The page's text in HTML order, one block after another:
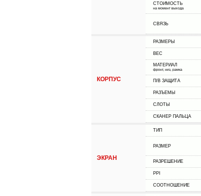
СТОИМОСТЬ
на момент выхода
СВЯЗЬ
КОРПУС
РАЗМЕРЫ
ВЕС
МАТЕРИАЛ
фронт, низ, рамка
П/В ЗАЩИТА
РАЗЪЕМЫ
СЛОТЫ
СКАНЕР ПАЛЬЦА
ЭКРАН
ТИП
РАЗМЕР
РАЗРЕШЕНИЕ
PPI
СООТНОШЕНИЕ